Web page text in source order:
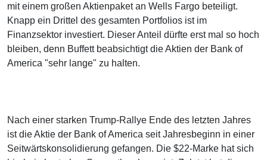
mit einem großen Aktienpaket an Wells Fargo beteiligt.
Knapp ein Drittel des gesamten Portfolios ist im
Finanzsektor investiert. Dieser Anteil dürfte erst mal so hoch
bleiben, denn Buffett beabsichtigt die Aktien der Bank of
America "sehr lange" zu halten.
Nach einer starken Trump-Rallye Ende des letzten Jahres
ist die Aktie der Bank of America seit Jahresbeginn in einer
Seitwärtskonsolidierung gefangen. Die $22-Marke hat sich